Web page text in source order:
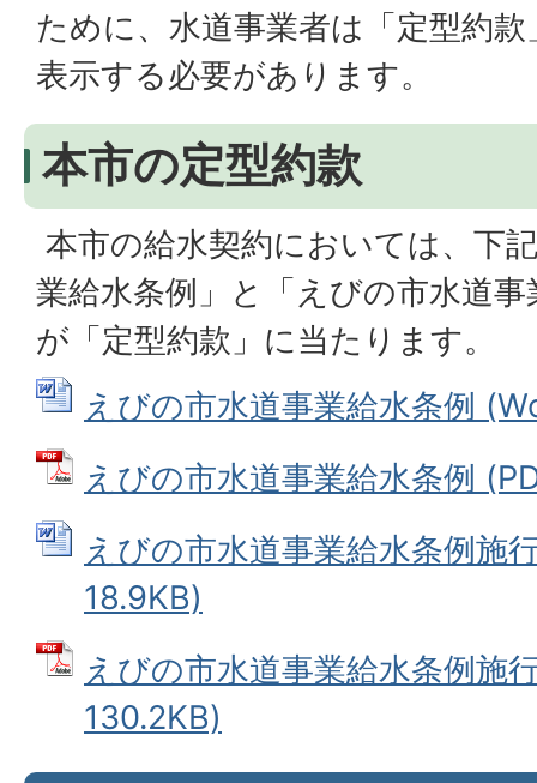
ために、水道事業者は「定型約
表示する必要があります。
本市の定型約款
本市の給水契約においては、下
業給水条例」と「えびの市水道
が「定型約款」に当たります。
えびの市水道事業給水条例
えびの市水道事業給水条例
えびの市水道事業給水条例施
18.9KB)
えびの市水道事業給水条例施
130.2KB)